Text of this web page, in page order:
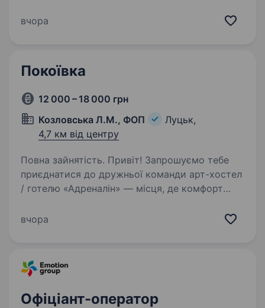
Дотримання чистоти та порядку на робочому
вчора
Покоївка
12 000 – 18 000 грн
Козловська Л.М., ФОП
Луцьк,
4,7 км від центру
Повна зайнятість. Привіт! Запрошуємо тебе
приєднатися до дружньої команди арт-хостел
/ готелю «Адреналін» — місця, де комфорт
атмосферою музею. Що робитимеш на посаді
вчора
Офіціант-оператор